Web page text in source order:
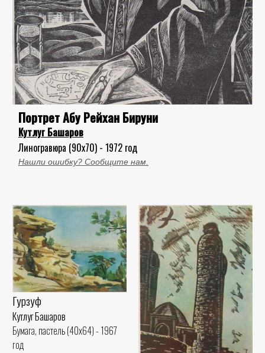
Портрет Абу Рейхан Бируни
Кутлуг Башаров
Линогравюра (90x70) - 1972 год
Нашли ошибку? Сообщите нам.
Гурзуф
Кутлуг Башаров
Бумага, пастель (40x64) - 1967
год